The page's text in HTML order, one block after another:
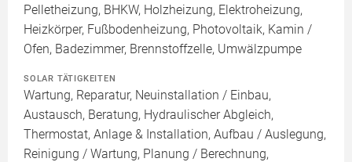
Pelletheizung, BHKW, Holzheizung, Elektroheizung,
Heizkörper, Fußbodenheizung, Photovoltaik, Kamin /
Ofen, Badezimmer, Brennstoffzelle, Umwälzpumpe
SOLAR TÄTIGKEITEN
Wartung, Reparatur, Neuinstallation / Einbau,
Austausch, Beratung, Hydraulischer Abgleich,
Thermostat, Anlage & Installation, Aufbau / Auslegung,
Reinigung / Wartung, Planung / Berechnung,